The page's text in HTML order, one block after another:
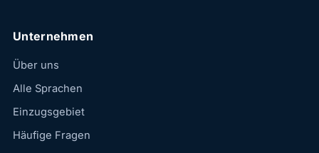
Unternehmen
Über uns
Alle Sprachen
Einzugsgebiet
Häufige Fragen